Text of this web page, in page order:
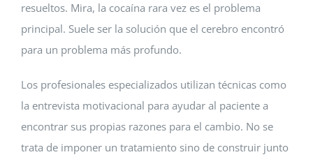
resueltos. Mira, la cocaína rara vez es el problema
principal. Suele ser la solución que el cerebro encontró
para un problema más profundo.
Los profesionales especializados utilizan técnicas como
la entrevista motivacional para ayudar al paciente a
encontrar sus propias razones para el cambio. No se
trata de imponer un tratamiento sino de construir junto